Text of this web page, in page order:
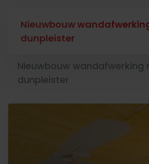
Nieuwbouw
dunpleister
Nieuwbouw wandafwerking
dunpleister